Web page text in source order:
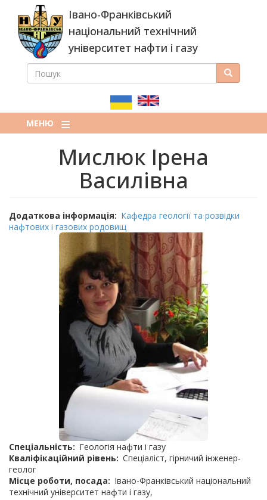
основного
вмісту
Івано-Франківський
національний технічний
університет нафти і газу
ПОШУКОВА
ПОШУК Пошук
МЕНЮ
Мислюк Ірена
Василівна
Додаткова інформація
Кафедра геології та розвідки
нафтових і газових родовищ
Спеціальність
Геологія нафти і газу
Кваліфікаційний рівень
Спеціаліст, гірничий інженер-
геолог
Місце роботи, посада
Івано-Франківський національний
технічний університет нафти і газу,